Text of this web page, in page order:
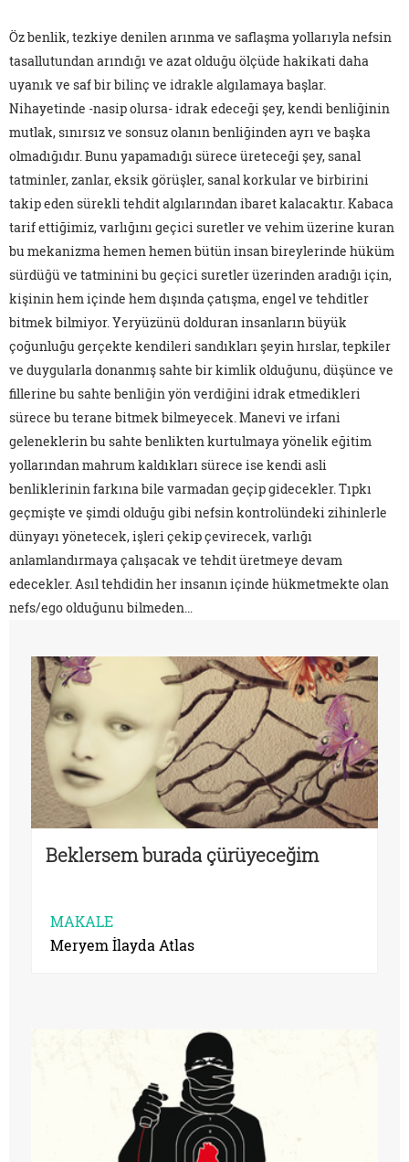
Öz benlik, tezkiye denilen arınma ve saflaşma yollarıyla nefsin
tasallutundan arındığı ve azat olduğu ölçüde hakikati daha
uyanık ve saf bir bilinç ve idrakle algılamaya başlar.
Nihayetinde -nasip olursa- idrak edeceği şey, kendi benliğinin
mutlak, sınırsız ve sonsuz olanın benliğinden ayrı ve başka
olmadığıdır. Bunu yapamadığı sürece üreteceği şey, sanal
tatminler, zanlar, eksik görüşler, sanal korkular ve birbirini
takip eden sürekli tehdit algılarından ibaret kalacaktır. Kabaca
tarif ettiğimiz, varlığını geçici suretler ve vehim üzerine kuran
bu mekanizma hemen hemen bütün insan bireylerinde hüküm
sürdüğü ve tatminini bu geçici suretler üzerinden aradığı için,
kişinin hem içinde hem dışında çatışma, engel ve tehditler
bitmek bilmiyor. Yeryüzünü dolduran insanların büyük
çoğunluğu gerçekte kendileri sandıkları şeyin hırslar, tepkiler
ve duygularla donanmış sahte bir kimlik olduğunu, düşünce ve
fillerine bu sahte benliğin yön verdiğini idrak etmedikleri
sürece bu terane bitmek bilmeyecek. Manevi ve irfani
geleneklerin bu sahte benlikten kurtulmaya yönelik eğitim
yollarından mahrum kaldıkları sürece ise kendi asli
benliklerinin farkına bile varmadan geçip gidecekler. Tıpkı
geçmişte ve şimdi olduğu gibi nefsin kontrolündeki zihinlerle
dünyayı yönetecek, işleri çekip çevirecek, varlığı
anlamlandırmaya çalışacak ve tehdit üretmeye devam
edecekler. Asıl tehdidin her insanın içinde hükmetmekte olan
nefs/ego olduğunu bilmeden…
Beklersem burada çürüyeceğim
MAKALE
Meryem İlayda Atlas